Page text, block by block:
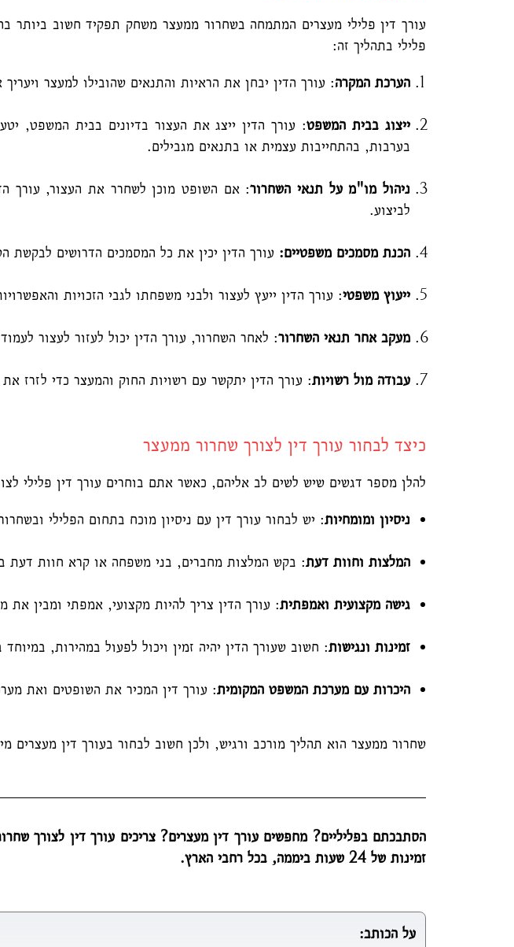
עורך דין פלילי מעצרים המתמחה בשחרור ממעצר משחק תפקיד חשוב ביותר
פלילי בתהליך זה:
הערכת המקרה: עורך הדין יבחן את הראיות והתנאים שהובילו למעצר
ייצוג בבית המשפט: עורך הדין ייצג את העצור בדיונים בבית המשפט,
בערבות, בהתחייבות עצמית או בתנאים מגבילים.
ניהול מו"מ על תנאי השחרור: אם השופט מוכן לשחרר את העצור, עורך
לביצוע.
הכנת מסמכים משפטיים: עורך הדין יכין את כל המסמכים הדרושים לבקשת
ייעוץ משפטי: עורך הדין ייעץ לעצור ולבני משפחתו לגבי הזכויות
מעקב אחר תנאי השחרור: לאחר השחרור, עורך הדין יכול לעזור לעצור
עבודה מול רשויות: עורך הדין יתקשר עם רשויות החוק והמעצר כדי לזרז
כיצד לבחור עורך דין לצורך שחרור ממעצר
להלן מספר דגשים שיש לשים לב אליהם, כאשר אתם בוחרים עורך דין פלילי
ניסיון ומומחיות: יש לבחור עורך דין עם ניסיון מוכח בתחום הפלילי
המלצות וחוות דעת: בקש המלצות מחברים, בני משפחה או קרא חוות דעת
גישה מקצועית ואמפתית: עורך הדין צריך להיות מקצועי, אמפתי ומבין את
זמינות ונגישות: חשוב שעורך הדין יהיה זמין ויכול לפעול במהירות,
היכרות עם מערכת המשפט המקומית: עורך דין המכיר את השופטים ואת
שחרור ממעצר הוא תהליך מורכב ורגיש, ולכן חשוב לבחור בעורך דין מעצרים
הסתבכתם בפליליים? מחפשים עורך דין מעצרים? צריכים עורך דין לצורך
זמינות של 24 שעות ביממה, בכל רחבי הארץ.
על הכותב: